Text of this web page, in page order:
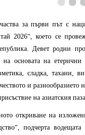
за първи път с
2026“, което се
Девет родни
основата на
сладка, тахани,
и
на азиатския
откриване на
подчерта